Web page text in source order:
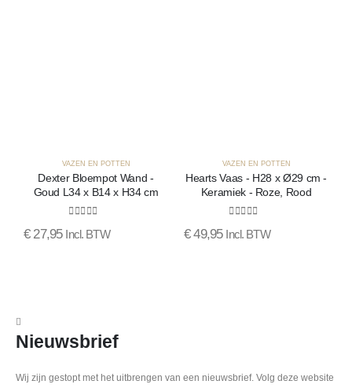
VAZEN EN POTTEN
Dexter Bloempot Wand -
Goud L34 x B14 x H34 cm
€27,95 Incl. BTW
VAZEN EN POTTEN
Hearts Vaas - H28 x Ø29 cm -
Keramiek - Roze, Rood
€49,95 Incl. BTW
Nieuwsbrief
Wij zijn gestopt met het uitbrengen van een nieuwsbrief. Volg deze website